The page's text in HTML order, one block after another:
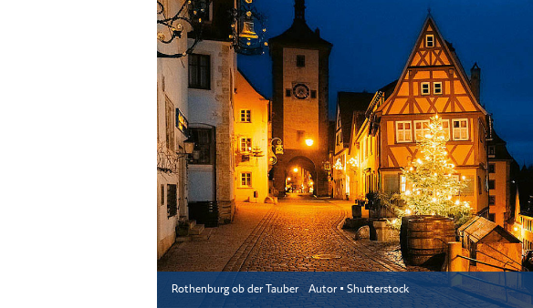
Rothenburg ob der Tauber Autor ▪ Shutterstock